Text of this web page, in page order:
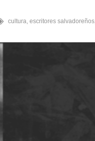
cultura escritores salvadoreños